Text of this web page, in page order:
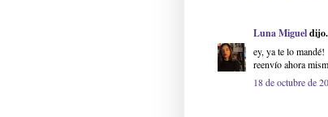
Luna Miguel
ey, ya te lo mandé!
reenvío ahora
18 de octubre de